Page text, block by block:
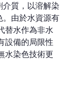
質，以溶解染
由於水資源有
替水作為非水
設備的局限性
水染色技術更